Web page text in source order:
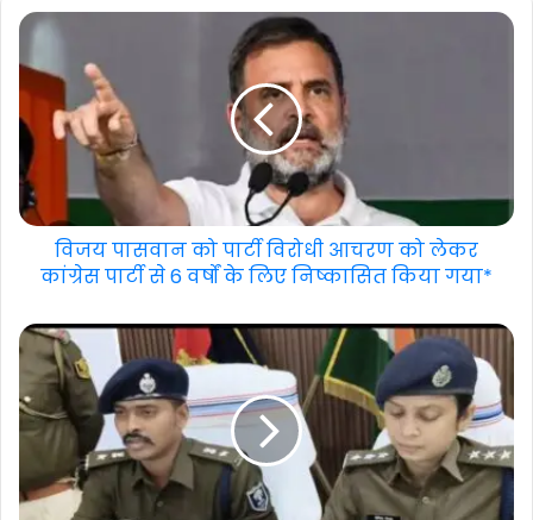
विजय पासवान को पार्टी विरोधी आचरण को लेकर
कांग्रेस पार्टी से 6 वर्षों के लिए निष्कासित किया गया*